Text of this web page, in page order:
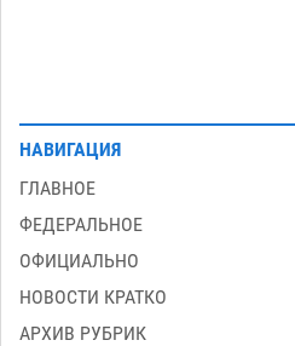
НАВИГАЦИЯ
ГЛАВНОЕ
ФЕДЕРАЛЬНОЕ
ОФИЦИАЛЬНО
НОВОСТИ КРАТКО
АРХИВ РУБРИК